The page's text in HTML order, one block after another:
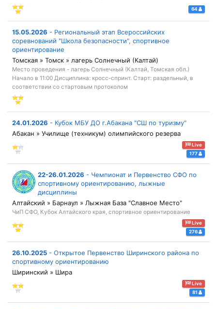
64
15.05.2026 - Региональный этап Всероссийских
соревнований "Школа безопасности", спортивное
ориентирование
Томская » Томск » лагерь Солнечный (Калтай)
Место проведения - лагерь Солнечный (Калтай, Томская обл.)
Начало в 11:00 Дисциплина: кросс-спринт. Старт: раздельный, в
соответствии со стартовым протоколом
24.01.2026 - Кубок МБУ ДО г.Абакана "СШ по туризму"
Абакан » Училище (техникум) олимпийского резерва
Live
177
22-26.01.2026 - Чемпионат и Первенство СФО по
спортивному ориентированию, лыжные
дисциплины
Алтайский » Барнаул » Лыжная База "Славное Место"
ЧиП СФО, Кубок Алтайского края, спортивное ориентирование
Live
276
26.10.2025 - Открытое Первенство Ширинского района по
спортивному ориентированию
Ширинский » Шира
Live
81